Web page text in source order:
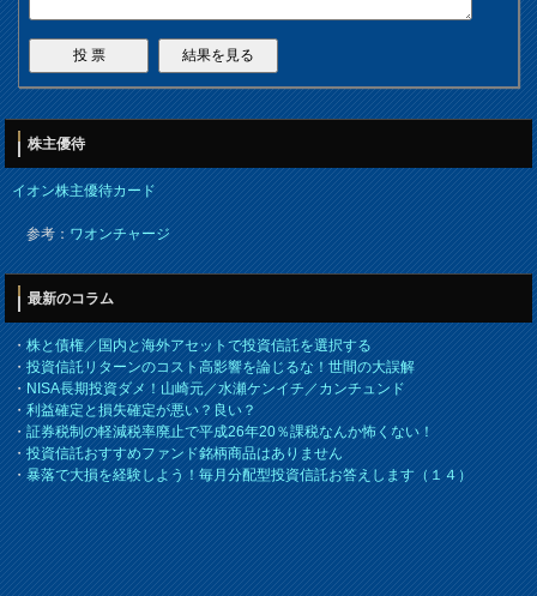
株主優待
イオン株主優待カード
参考：ワオンチャージ
最新のコラム
・株と債権／国内と海外アセットで投資信託を選択する
・投資信託リターンのコスト高影響を論じるな！世間の大誤解
・NISA長期投資ダメ！山崎元／水瀬ケンイチ／カンチュンド
・利益確定と損失確定が悪い？良い？
・証券税制の軽減税率廃止で平成26年20％課税なんか怖くない！
・投資信託おすすめファンド銘柄商品はありません
・暴落で大損を経験しよう！毎月分配型投資信託お答えします（１４）